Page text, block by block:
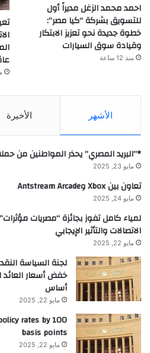
احمد محمد الزغل مديراً أول
للتسويق بشركة “كيا مصر”:
خطوة جديدة نحو تعزيز الابتكار
وقيادة سوق السيارات
منذ 12 ساعة
الأشهر الأخيرة
*”البريد المصري” يحذر المواطنين من
مايو 23, 2025
تعاون بين Xbox وAntstream Arcade
مايو 24, 2025
لمياء كامل تفوز بجائزة “مصريات
الاتصالات والتأثير الإيجابي
مايو 22, 2025
لجنة السياسة
أساس
مايو 22, 2025
rates by 100
basis points
مايو 22, 2025